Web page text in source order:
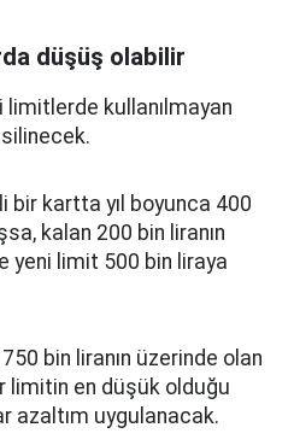
düşüş olabilir
limitlerde kullanılmayan
bir kartta yıl boyunca 400
kalan 200 bin liranın
yeni limit 500 bin liraya
bin liranın üzerinde olan
limitin en düşük olduğu
azaltım uygulanacak.